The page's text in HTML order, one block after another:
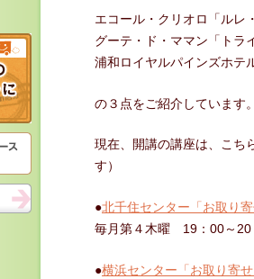
エコール・クリオロ「ルレ
グーテ・ド・ママン「トラ
浦和ロイヤルパインズホテ
の３点をご紹介しています。
現在、開講の講座は、こち
す）
●北千住センター「お取り
毎月第４木曜 19：00～20
●横浜センター「お取り寄